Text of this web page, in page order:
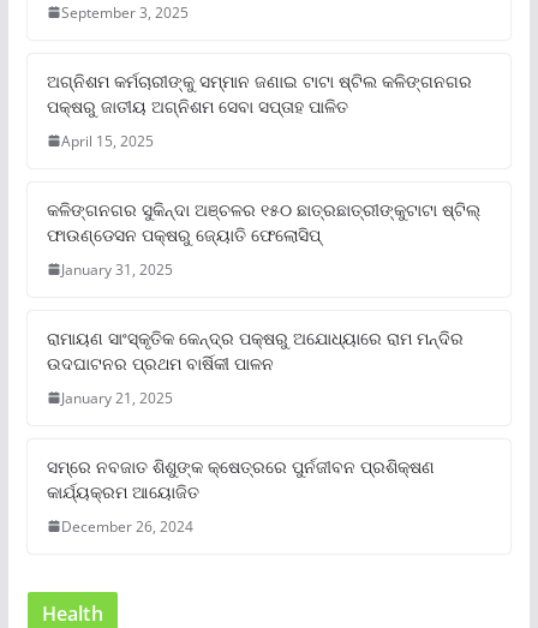
September 3, 2025
ଅଗ୍ନିଶମ କର୍ମଚାରୀଙ୍କୁ ସମ୍ମାନ ଜଣାଇ ଟାଟା ଷ୍ଟିଲ କଳିଙ୍ଗନଗର
ପକ୍ଷରୁ ଜାତୀୟ ଅଗ୍ନିଶମ ସେବା ସପ୍ତାହ ପାଳିତ
April 15, 2025
କଳିଙ୍ଗନଗର ସୁକିନ୍ଦା ଅଞ୍ଚଳର ୧୫୦ ଛାତ୍ରଛାତ୍ରୀଙ୍କୁଟାଟା ଷ୍ଟିଲ୍
ଫାଉଣ୍ଡେସନ ପକ୍ଷରୁ ଜ୍ୟୋତି ଫେଲୋସିପ୍‌
January 31, 2025
ରାମାୟଣ ସାଂସ୍କୃତିକ କେନ୍ଦ୍ର ପକ୍ଷରୁ ଅଯୋଧ୍ୟାରେ ରାମ ମନ୍ଦିର
ଉଦଘାଟନର ପ୍ରଥମ ବାର୍ଷିକୀ ପାଳନ
January 21, 2025
ସମ୍‌ରେ ନବଜାତ ଶିଶୁଙ୍କ କ୍ଷେତ୍ରରେ ପୁର୍ନଜୀବନ ପ୍ରଶିକ୍ଷଣ
କାର୍ଯ୍ୟକ୍ରମ ଆୟୋଜିତ
December 26, 2024
Health